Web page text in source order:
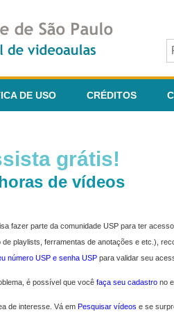
DE USO CRÉDITOS
grátis!
de vídeos
fazer parte da comunidade USP para ter
playlists, ferramentas de anotações e etc.),
número USP e senha USP para validar seu
é possível que você faça seu cadastro no
de interesse. Vá em Pesquisar vídeos e se